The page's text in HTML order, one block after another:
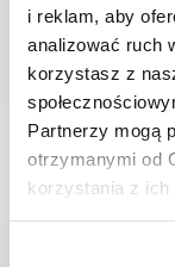
i reklam, aby
analizować ruch
korzystasz z
Partnerzy mogą
otrzymanymi od
korzystania z ich